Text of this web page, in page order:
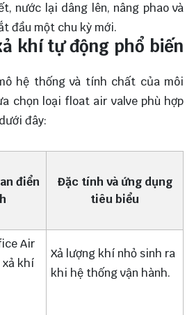
nước lại dâng lên, nâng phao và
đầu một chu kỳ mới.
khí tự động phổ biến
hệ thống và tính chất của môi
chọn loại float air valve phù hợp
đây:
điển
Đặc tính và ứng dụng
tiêu biểu
Air
xả khí
Xả lượng khí nhỏ sinh ra
khi hệ thống vận hành.